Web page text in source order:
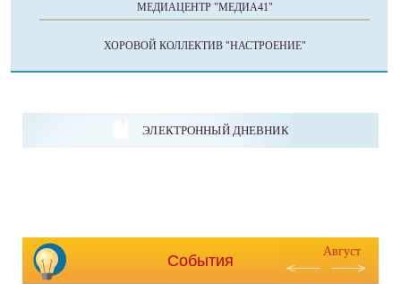
МЕДИАЦЕНТР "МЕДИА41"
ХОРОВОЙ КОЛЛЕКТИВ "НАСТРОЕНИЕ"
ЭЛЕКТРОННЫЙ ДНЕВНИК
События
Август